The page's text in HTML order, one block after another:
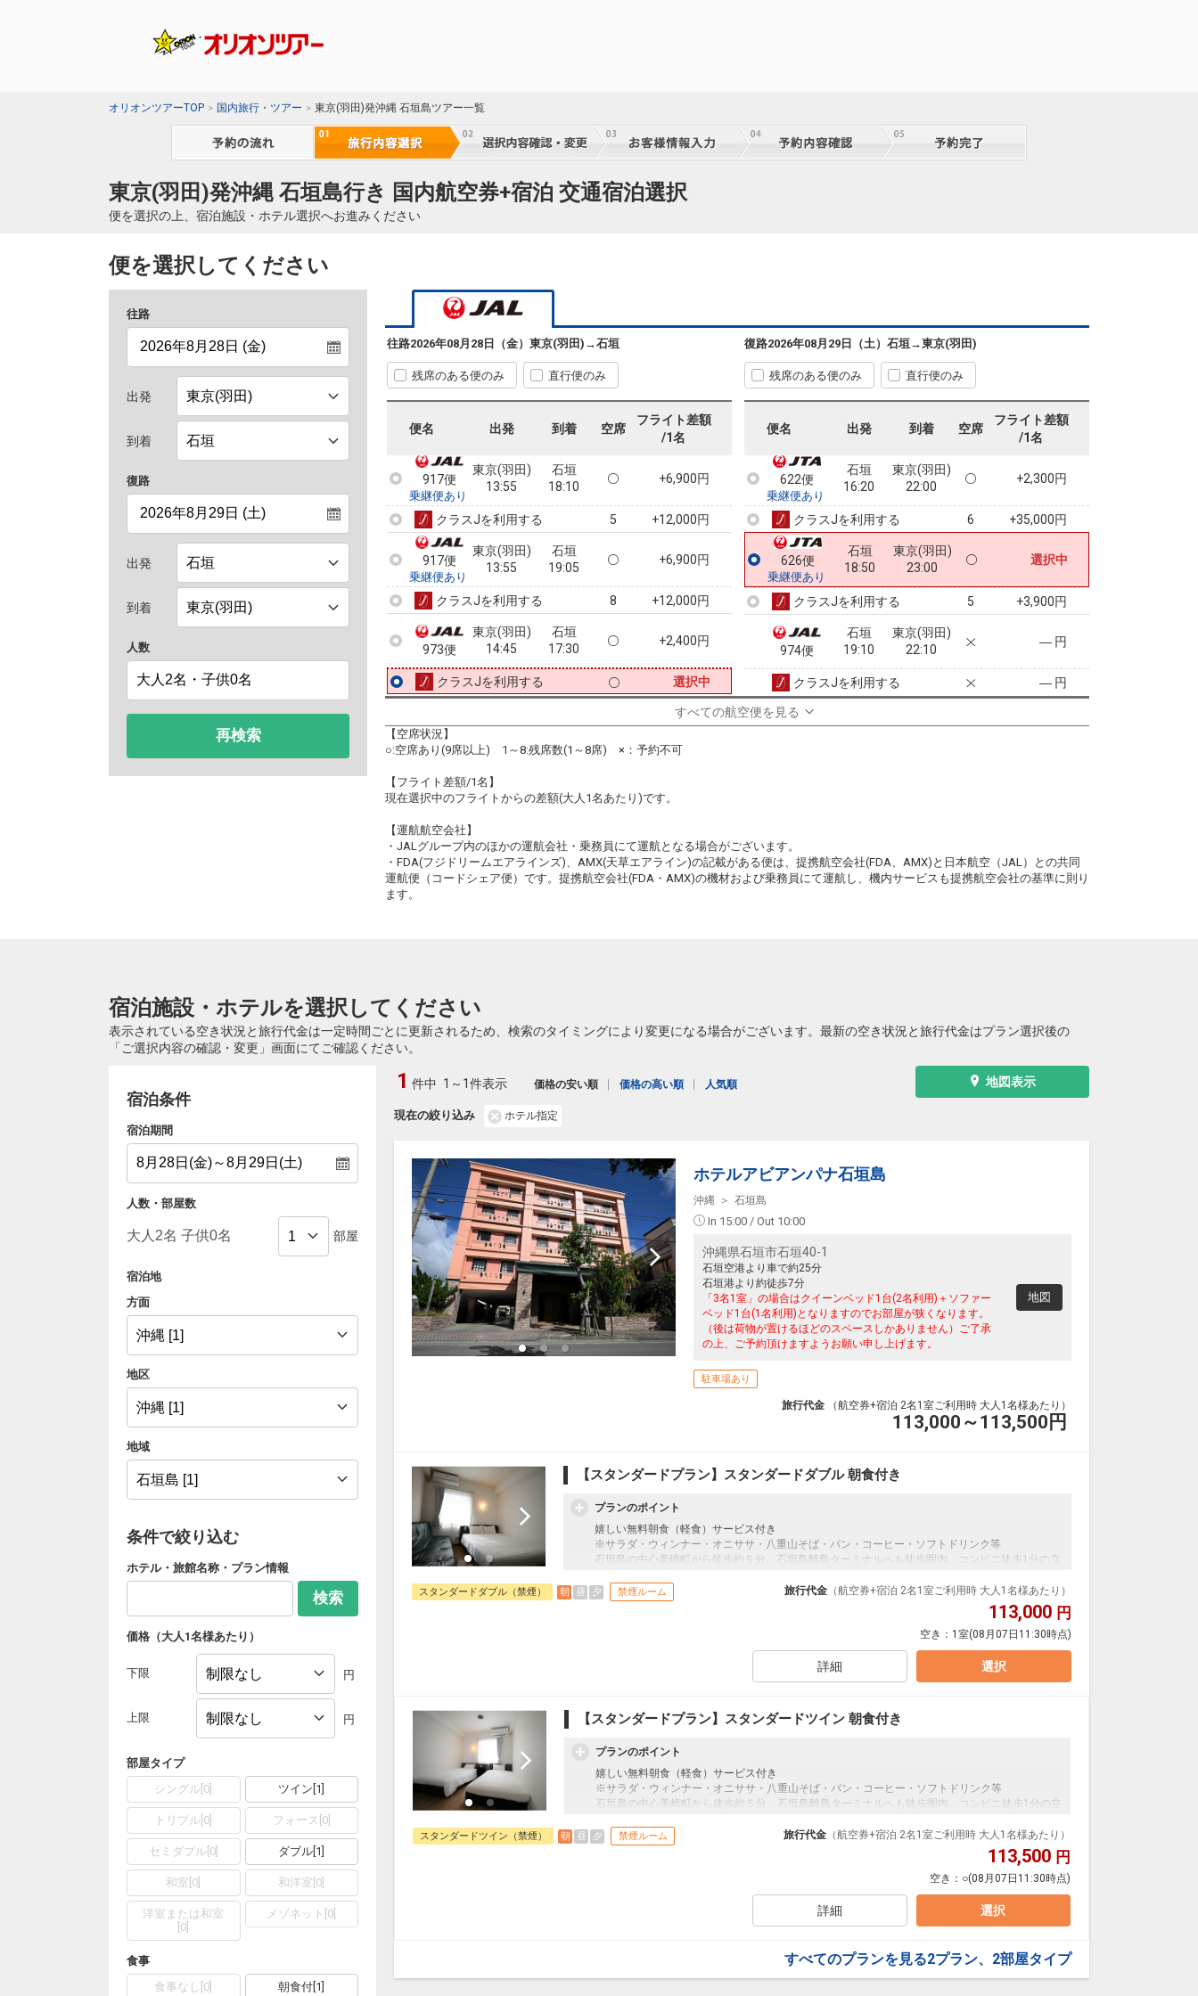
オリオンツアーTOP 国内旅行・ツアー 東京(羽田)発沖縄 石垣島ツアー一覧
東京(羽田)発沖縄 石垣島行き 国内航空券+宿泊 交通宿泊選択
便を選択の上、宿泊施設・ホテル選択へお進みください
便を選択してください
往路
出発
到着
復路
出発
到着
人数
再検索
往路2026年08月28日（金） 東京(羽田) →石垣
残席のある便のみ 直行便のみ
便名 出発 到着 空席
フライト差額
/1名
クラスJを利用する
909便
東京(羽田)
09:40
石垣
13:50
クラスJを利用する +62,000円
913便
東京(羽田)
15:40
915便
東京(羽田)
11:55
石垣
18:10
3 +6,900円
クラスJを利用する 6 +12,000円
917便
乗継便あり
東京(羽田)
13:55
石垣
18:10
+6,900円
クラスJを利用する 5 +12,000円
917便
乗継便あり
東京(羽田)
13:55
石垣
19:05
+6,900円
クラスJを利用する 8 +12,000円
973便
東京(羽田)
14:45
石垣
17:30
+2,400円
クラスJを利用する 選択中
復路2026年08月29日（土） 石垣→東京(羽田)
残席のある便のみ 直行便のみ
便名 出発 到着 空席
フライト差額
/1名
612便
石垣
13:05
東京(羽田)
18:10
14:30
20:25
622便
石垣
16:20
東京(羽田)
21:20
― 円
クラスJを利用する 6 +36,200円
622便
乗継便あり
石垣
16:20
東京(羽田)
22:00
+2,300円
クラスJを利用する 6 +35,000円
626便
乗継便あり
石垣
18:50
東京(羽田)
23:00
選択中
クラスJを利用する 5 +3,900円
974便
石垣
19:10
東京(羽田)
22:10
― 円
クラスJを利用する ― 円
すべての航空便を見る
【空席状況】
○:空席あり(9席以上) 1～8:残席数(1～8席) ×：予約不可
【フライト差額/1名】
現在選択中のフライトからの差額(大人1名あたり)です。
【運航航空会社】
・JALグループ内のほかの運航会社・乗務員にて運航となる場合がございます。
・FDA(フジドリームエアラインズ)、AMX(天草エアライン)の記載がある便は、提携航空会社(FDA、AMX)と日本航空（JAL）との共同
運航便（コードシェア便）です。提携航空会社(FDA・AMX)の機材および乗務員にて運航し、機内サービスも提携航空会社の基準に則り
ます。
宿泊施設・ホテルを選択してください
表示されている空き状況と旅行代金は一定時間ごとに更新されるため、検索のタイミングにより変更になる場合がございます。最新の空き状況と旅行代金はプラン選択後の
「ご選択内容の確認・変更」画面にてご確認ください。
宿泊条件
宿泊期間
人数・部屋数
部屋
宿泊地
方面
地区
地域
条件で絞り込む
ホテル・旅館名称・プラン情報
検索
価格（大人1名様あたり）
下限 円
上限 円
部屋タイプ
シングル 0 ツイン 1
トリプル 0 フォース 0]
セミダブル[ 0] ダブル 1
和室 0 和洋室 0
洋室または和室
0
メゾネット 0
食事
食事なし 0 朝食付 1
地図表示
現在の絞り込み ホテル指定
1 件中 1～1件表示 価格の安い順 価格の高い順 人気順
ホテルアビアンパナ石垣島
沖縄 石垣島
In 15:00 / Out 10:00
沖縄県石垣市石垣40-1
石垣空港より車で約25分
石垣港より約徒歩7分
「3名1室」の場合はクイーンベッド1台(2名利用)＋ソファー
ベッド1台(1名利用)となりますのでお部屋が狭くなります。
（後は荷物が置けるほどのスペースしかありません）ご了承
の上、ご予約頂けますようお願い申し上げます。
地図
駐車場あり
旅行代金 （航空券+宿泊 2名1室ご利用時 大人1名様あたり）
113,000～113,500 円
【スタンダードプラン】スタンダードダブル 朝食付き
プランのポイント
嬉しい無料朝食（軽食）サービス付き
※サラダ・ウィンナー・オニササ・八重山そば・パン・コーヒー・ソフトドリンク等
石垣島の中心美崎町から徒歩約５分、石垣島離島ターミナルへも徒歩圏内、コンビニ徒歩1分の立
スタンダードダブル（禁煙） 朝 昼 夕 禁煙ルーム 旅行代金 （航空券+宿泊 2名1室ご利用時 大人1名様あたり）
113,000 円
空き： 1室(08月07日11:30時点)
詳細 選択
【スタンダードプラン】スタンダードツイン 朝食付き
プランのポイント
嬉しい無料朝食（軽食）サービス付き
※サラダ・ウィンナー・オニササ・八重山そば・パン・コーヒー・ソフトドリンク等
石垣島の中心美崎町から徒歩約５分、石垣島離島ターミナルへも徒歩圏内、コンビニ徒歩1分の立
スタンダードツイン（禁煙） 朝 昼 夕 禁煙ルーム 旅行代金 （航空券+宿泊 2名1室ご利用時 大人1名様あたり）
113,500 円
空き： ○(08月07日11:30時点)
詳細 選択
すべてのプランを見る2プラン、2部屋タイプ